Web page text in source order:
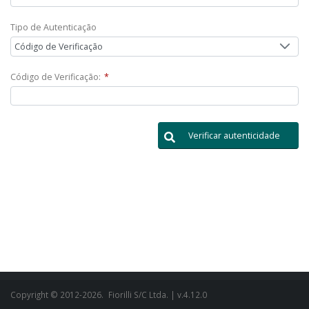
Tipo de Autenticação
Código de Verificação
Código de Verificação: *
Verificar autenticidade
Copyright © 2012-2026. Fiorilli S/C Ltda. | v.4.12.0